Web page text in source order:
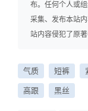
布。任何个人或
采集、发布本站
站内容侵犯了原
气质 短裤
高跟 黑丝